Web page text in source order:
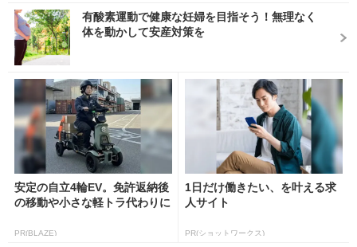
有酸素運動で健康な妊婦を目指そう！無理なく
体を動かして安産対策を
安定の自立4輪EV。免許返納後
の移動や小さな軽トラ代わりに
PR(BLAZE)
1日だけ働きたい、を叶える求
人サイト
PR(ショットワークス)